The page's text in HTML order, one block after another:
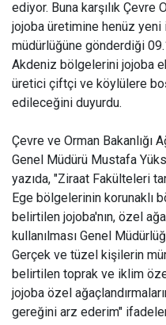
ediyor. Buna karşılık Çevre
jojoba üretimine henüz yeni
müdürlüğüne gönderdiği
Akdeniz bölgelerini jojoba
üretici çiftçi ve köylülere
edileceğini duyurdu.
Çevre ve Orman Bakanlığı
Genel Müdürü Mustafa
yazıda, "Ziraat Fakülteleri
Ege bölgelerinin korunaklı
belirtilen jojoba'nın, özel
kullanılması Genel
Gerçek ve tüzel kişilerin
belirtilen toprak ve iklim
jojoba özel
gereğini arz ederim"